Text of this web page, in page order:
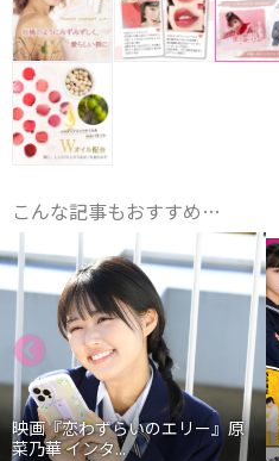
こんな記事もおすすめ…
いのエリー』原
ドラマ「高杉
う」小山慶一郎